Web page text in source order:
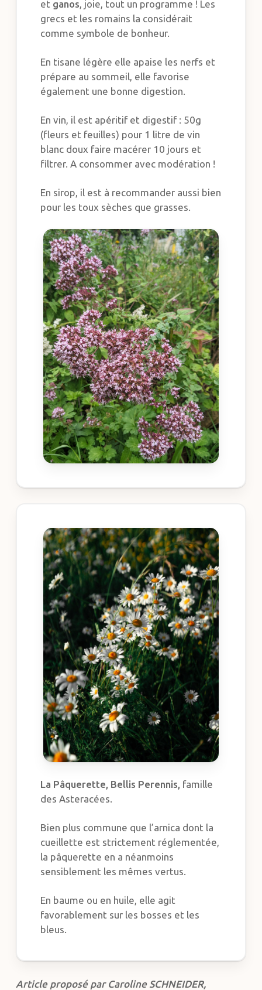
et ganos, joie, tout un programme ! Les
grecs et les romains la considérait
comme symbole de bonheur.
En tisane légère elle apaise les nerfs et
prépare au sommeil, elle favorise
également une bonne digestion.
En vin, il est apéritif et digestif : 50g
(fleurs et feuilles) pour 1 litre de vin
blanc doux faire macérer 10 jours et
filtrer. A consommer avec modération !
En sirop, il est à recommander aussi bien
pour les toux sèches que grasses.
La Pâquerette, Bellis Perennis, famille
des Asteracées.
Bien plus commune que l’arnica dont la
cueillette est strictement réglementée,
la pâquerette en a néanmoins
sensiblement les mêmes vertus.
En baume ou en huile, elle agit
favorablement sur les bosses et les
bleus.
Article proposé par Caroline SCHNEIDER,